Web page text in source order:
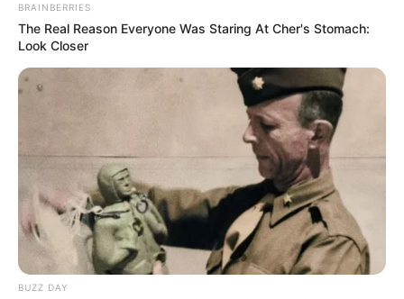
BRAINBERRIES
The Real Reason Everyone Was Staring At Cher's Stomach:
Look Closer
BUZZ DAY